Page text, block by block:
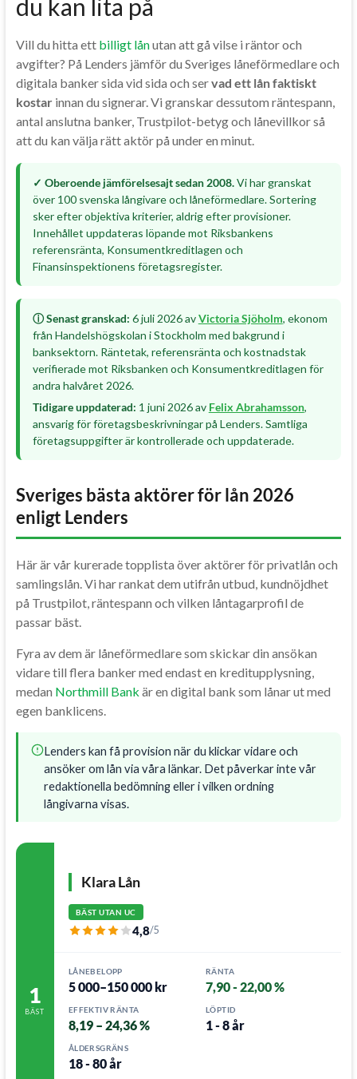
du kan lita på
Vill du hitta ett billigt lånutan att gå vilse i räntor och
avgifter? På Lenders jämför du Sveriges låneförmedlare och
digitala banker sida vid sida och servad ett lån faktiskt
kostarinnan du signerar. Vi granskar dessutom räntespann,
antal anslutna banker, Trustpilot-betyg och lånevillkor så
att du kan välja rätt aktör på under en minut.
✓ Oberoende jämförelsesajt sedan 2008.Vi har granskat
över 100 svenska långivare och låneförmedlare. Sortering
sker efter objektiva kriterier, aldrig efter provisioner.
Innehållet uppdateras löpande mot Riksbankens
referensränta, Konsumentkreditlagen och
Finansinspektionens företagsregister.
ⓘ Senast granskad: 6 juli 2026 avVictoria Sjöholm, ekonom
från Handelshögskolan i Stockholm med bakgrund i
banksektorn. Räntetak, referensränta och kostnadstak
verifierade mot Riksbanken och Konsumentkreditlagen för
andra halvåret 2026.
Tidigare uppdaterad: 1 juni 2026 av Felix Abrahamsson,
ansvarig för företagsbeskrivningar på Lenders. Samtliga
företagsuppgifter är kontrollerade och uppdaterade.
Sveriges bästa aktörer för lån 2026
enligt Lenders
Här är vår kurerade topplista över aktörer för privatlån och
samlingslån. Vi har rankat dem utifrån utbud, kundnöjdhet
på Trustpilot, räntespann och vilken låntagarprofil de
passar bäst.
Fyra av dem är låneförmedlare som skickar din ansökan
vidare till flera banker med endast en kreditupplysning,
medan Northmill Bank är en digital bank som lånar ut med
egen banklicens.
Lenders kan få provision när du klickar vidare och
ansöker om lån via våra länkar. Det påverkar inte vår
redaktionella bedömning eller i vilken ordning
långivarna visas.
1
BÄST
Klara Lån
BÄST UTAN UC
4,8/5
LÅNEBELOPP
5 000–150 000 kr
RÄNTA
7,90 - 22,00 %
EFFEKTIV RÄNTA
8,19 – 24,36 %
LÖPTID
1 - 8 år
ÅLDERSGRÄNS
18 - 80 år